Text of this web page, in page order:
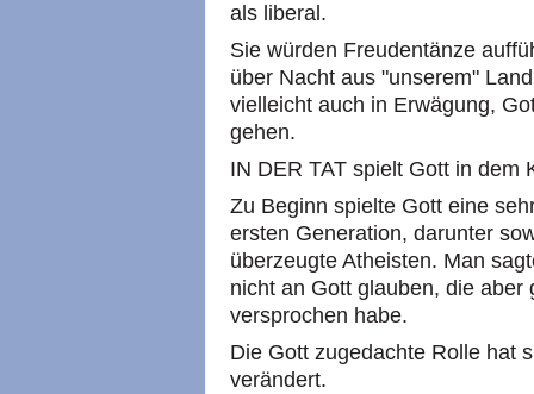
als liberal.
Sie würden Freudentänze
über Nacht aus "unserem"
vielleicht auch in Erwägung,
gehen.
IN DER TAT spielt Gott in dem
Zu Beginn spielte Gott eine
ersten Generation, darunter
überzeugte Atheisten. Man
nicht an Gott glauben, die
versprochen habe.
Die Gott zugedachte Rolle hat
verändert.